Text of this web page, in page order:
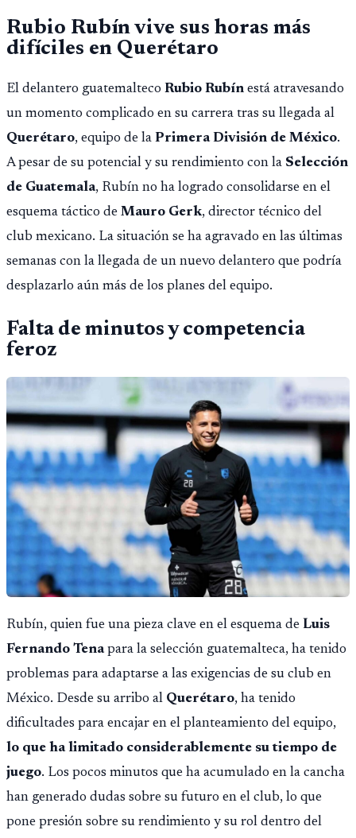
Rubio Rubín vive sus horas más
difíciles en Querétaro
El delantero guatemalteco Rubio Rubín está atravesando
un momento complicado en su carrera tras su llegada al
Querétaro, equipo de la Primera División de México.
A pesar de su potencial y su rendimiento con la Selección
de Guatemala, Rubín no ha logrado consolidarse en el
esquema táctico de Mauro Gerk, director técnico del
club mexicano. La situación se ha agravado en las últimas
semanas con la llegada de un nuevo delantero que podría
desplazarlo aún más de los planes del equipo.
Falta de minutos y competencia
feroz
Rubín, quien fue una pieza clave en el esquema de Luis
Fernando Tenapara la selección guatemalteca, ha tenido
problemas para adaptarse a las exigencias de su club en
México. Desde su arribo al Querétaro, ha tenido
dificultades para encajar en el planteamiento del equipo,
lo que ha limitado considerablemente su tiempo de
juego. Los pocos minutos que ha acumulado en la cancha
han generado dudas sobre su futuro en el club, lo que
pone presión sobre su rendimiento y su rol dentro del